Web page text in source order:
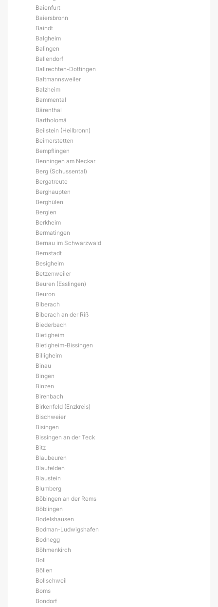
Baienfurt
Baiersbronn
Baindt
Balgheim
Balingen
Ballendorf
Ballrechten-Dottingen
Baltmannsweiler
Balzheim
Bammental
Bärenthal
Bartholomä
Beilstein (Heilbronn)
Beimerstetten
Bempflingen
Benningen am Neckar
Berg (Schussental)
Bergatreute
Berghaupten
Berghülen
Berglen
Berkheim
Bermatingen
Bernau im Schwarzwald
Bernstadt
Besigheim
Betzenweiler
Beuren (Esslingen)
Beuron
Biberach
Biberach an der Riß
Biederbach
Bietigheim
Bietigheim-Bissingen
Billigheim
Binau
Bingen
Binzen
Birenbach
Birkenfeld (Enzkreis)
Bischweier
Bisingen
Bissingen an der Teck
Bitz
Blaubeuren
Blaufelden
Blaustein
Blumberg
Böbingen an der Rems
Böblingen
Bodelshausen
Bodman-Ludwigshafen
Bodnegg
Böhmenkirch
Boll
Böllen
Bollschweil
Boms
Bondorf